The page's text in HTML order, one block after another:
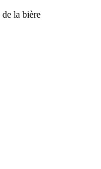
la bière